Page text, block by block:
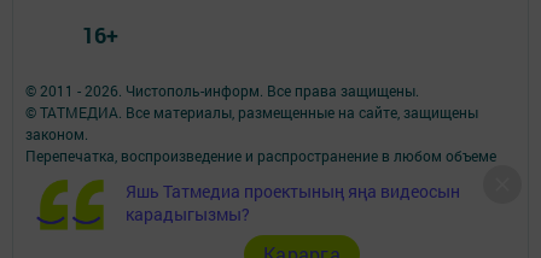
Яшь Татмедиа проектының яңа видеосын
карадыгызмы?
© 2011 - 2026. Чистополь-информ. Все права защищены.
© ТАТМЕДИА. Все материалы, размещенные на сайте, защищены
законом.
Перепечатка, воспроизведение и распространение в любом объеме
информации,
размещенной на сайте, возможна только с письменного согласия
редакций СМИ.
При поддержке Республиканского агентства по печати и массовым
16+